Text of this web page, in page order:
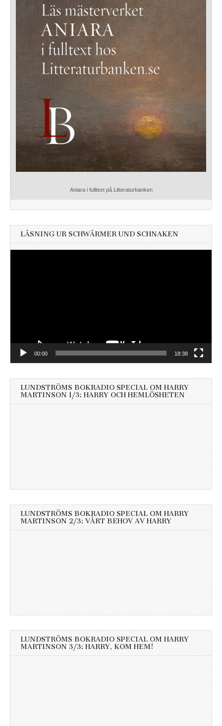
Aniara i fulltext på Litteraturbanken
LÄSNING UR SCHWÄRMER UND SCHNAKEN
00:00 18:38
LUNDSTRÖMS BOKRADIO SPECIAL OM HARRY
MARTINSON 1/3: HARRY OCH HEMLÖSHETEN
LUNDSTRÖMS BOKRADIO SPECIAL OM HARRY
MARTINSON 2/3: VÅRT BEHOV AV HARRY
LUNDSTRÖMS BOKRADIO SPECIAL OM HARRY
MARTINSON 3/3: HARRY, KOM HEM!